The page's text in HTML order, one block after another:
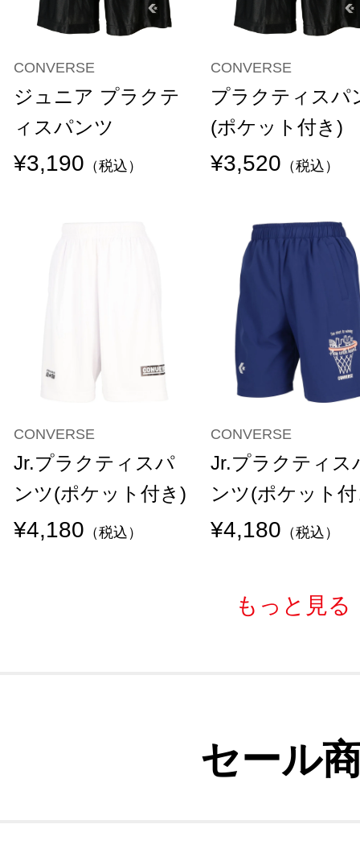
CONVERSE
ジュニア プラクテ
ィスパンツ
¥3,190 （税込）
CONVERSE
プラクティスパ
(ポケット付き)
¥3,520 （税込）
CONVERSE
Jr.プラクティスパ
ンツ(ポケット付き)
¥4,180 （税込）
CONVERSE
Jr.プラクティス
ンツ(ポケット
¥4,180 （税込）
もっと見る
セール